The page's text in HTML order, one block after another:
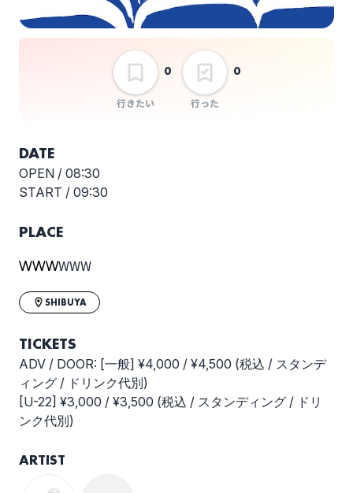
行きたい
0
行った
0
DATE
OPEN / 08:30
START / 09:30
PLACE
WWW
SHIBUYA
TICKETS
ADV / DOOR: [一般] ¥4,000 / ¥4,500 (税込 / スタンデ
ィング / ドリンク代別)
[U-22] ¥3,000 / ¥3,500 (税込 / スタンディング / ドリ
ンク代別)
ARTIST